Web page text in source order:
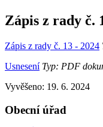
Zápis z rady č.
Zápis z rady č. 13 - 2024
UsneseníTyp: PDF
Vyvěšeno: 19. 6. 2024
Obecní úřad